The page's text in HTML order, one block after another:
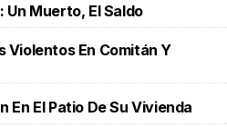
Muerto, El Saldo
Violentos En Comitán Y
En El Patio De Su Vivienda